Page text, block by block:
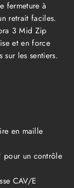
fermeture à
retrait faciles.
3 Mid Zip
et en force
sur les sentiers.
en maille
pour un contrôle
CAV/E